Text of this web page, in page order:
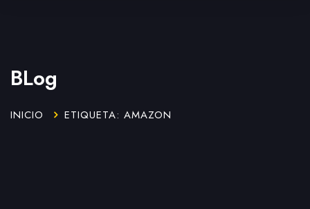
BLog
INICIO ETIQUETA: AMAZON